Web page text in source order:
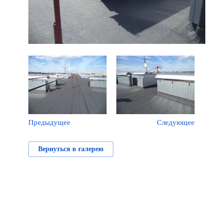
Предыдущее Следующее
Вернуться в галерею